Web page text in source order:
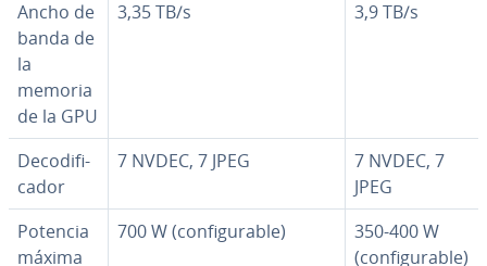
Ancho de
banda de
la
memoria
de la GPU
3,35 TB/s 3,9 TB/s
De­co­di­fi­
ca­dor
7 NVDEC, 7 JPEG
7 NVDEC, 7
JPEG
Potencia
máxima
700 W (co­n­fi­gu­ra­ble)
350-400 W
(co­n­fi­gu­ra­ble)